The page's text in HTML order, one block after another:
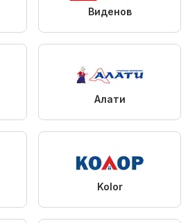
Виденов
Алати
Kolor